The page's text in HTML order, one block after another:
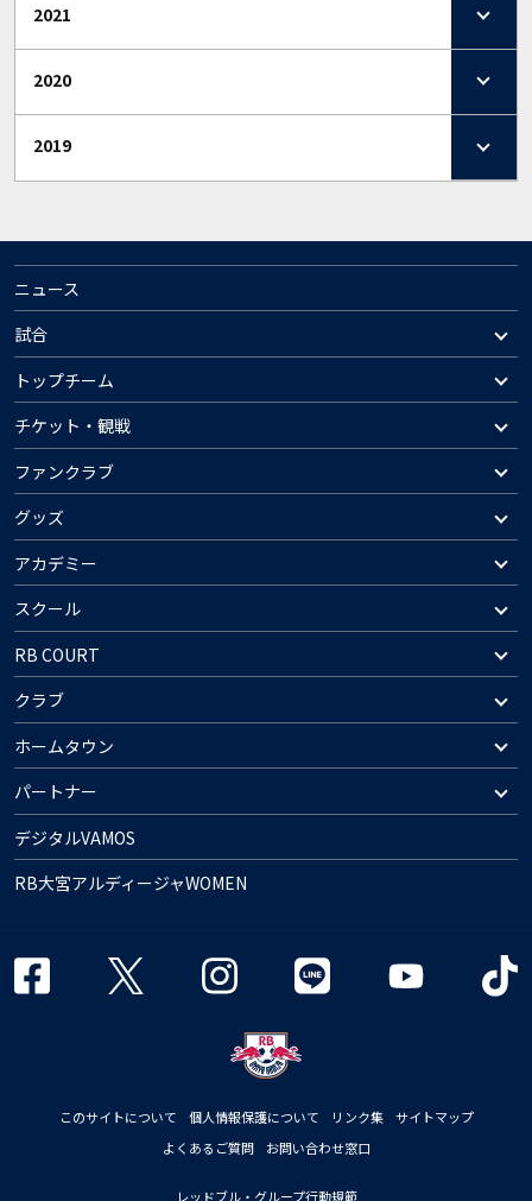
2021
2020
2019
ニュース
試合
トップチーム
チケット・観戦
ファンクラブ
グッズ
アカデミー
スクール
RB COURT
クラブ
ホームタウン
パートナー
デジタルVAMOS
RB大宮アルディージャWOMEN
このサイトについて 個人情報保護について リンク集
サイトマップ
よくあるご質問
お問い合わせ窓口
レッドブル・グループ行動規範